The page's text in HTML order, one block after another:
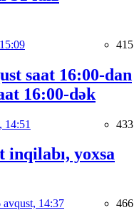
415
saat 16:00-dan
16:00-dək
14:51 433
yoxsa
avqust, 14:37 466